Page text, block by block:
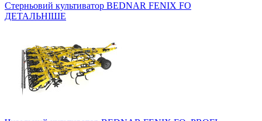
Стерньовий культиватор BEDNAR FENIX FO
ДЕТАЛЬНІШЕ